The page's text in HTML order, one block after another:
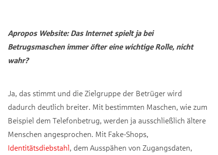
Apropos Website: Das Internet spielt ja bei
Betrugsmaschen immer öfter eine wichtige Rolle, nicht
wahr?
Ja, das stimmt und die Zielgruppe der Betrüger wird
dadurch deutlich breiter. Mit bestimmten Maschen, wie zum
Beispiel dem Telefonbetrug, werden ja ausschließlich ältere
Menschen angesprochen. Mit Fake-Shops,
Identitätsdiebstahl , dem Ausspähen von Zugangsdaten,